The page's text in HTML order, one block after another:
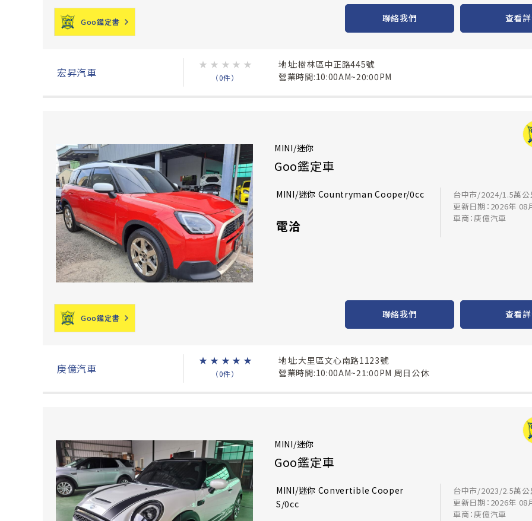
Goo鑑定書 聯絡我們 查看
宏昇汽車
★ ★ ★ ★ ★
（0件）
地址:樹林區中正路445號
營業時間:10:00AM~20:00PM
MINI/迷你
Goo鑑定車
MINI/迷你 Countryman Cooper/0cc
電洽
台中市/2024/1.5萬公
更新日期：2026年 08
車商：庚億汽車
Goo鑑定書 聯絡我們 查看
庚億汽車
★ ★ ★ ★ ★
（0件）
地址:大里區文心南路1123號
營業時間:10:00AM~21:00PM 周日公休
MINI/迷你
Goo鑑定車
MINI/迷你 Convertible Cooper
S/0cc
台中市/2023/2.5萬公
更新日期：2026年 08
車商：庚億汽車